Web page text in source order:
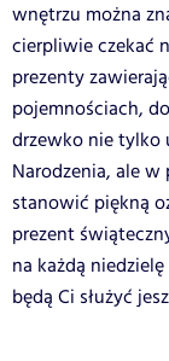
wnętrzu można
cierpliwie czekać
prezenty
pojemnościach,
drzewko nie tylko
Narodzenia, ale w
stanowić piękną
prezent
na każdą
będą Ci służyć